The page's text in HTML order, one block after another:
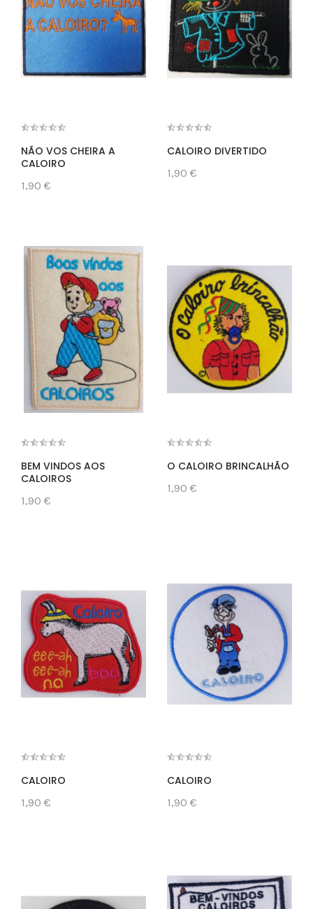
NÃO VOS CHEIRA A
CALOIRO
1,90 €
CALOIRO DIVERTIDO
1,90 €
BEM VINDOS AOS
CALOIROS
1,90 €
O CALOIRO BRINCALHÃO
1,90 €
CALOIRO
1,90 €
CALOIRO
1,90 €